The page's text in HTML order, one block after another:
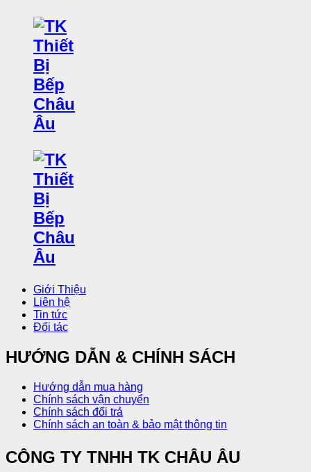
Giới Thiệu
Liên hệ
Tin tức
Đối tác
HƯỚNG DẪN & CHÍNH SÁCH
Hướng dẫn mua hàng
Chính sách vận chuyển
Chính sách đổi trả
Chính sách an toàn & bảo mật thông tin
CÔNG TY TNHH TK CHÂU ÂU